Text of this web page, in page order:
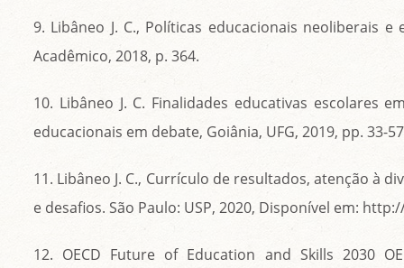
9. Libâneo J. C., Políticas educacionais neoliberais
Acadêmico, 2018, p. 364.
10. Libâneo J. C. Finalidades educativas
educacionais em debate, Goiânia, UFG, 2019, pp. 33-
11. Libâneo J. C., Currículo de resultados, atenção à
e desafios. São Paulo: USP, 2020, Disponível em:
12. OECD Future of Education and Skills 2030